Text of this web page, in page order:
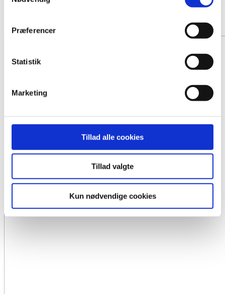
Præferencer
Statistik
Marketing
Tillad alle cookies
Tillad valgte
Kun nødvendige cookies
Kistepynt 6